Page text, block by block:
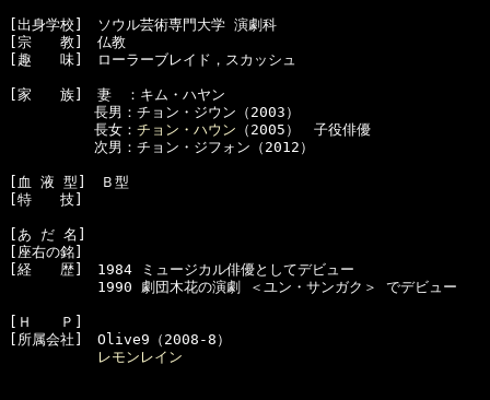
[出身学校]　ソウル芸術専門大学 演劇科
[宗　　教]　仏教
[趣　　味]　ローラーブレイド，スカッシュ
[家　　族]　妻　：キム・ハヤン
長男：チョン・ジウン（2003）
長女： チョン・ハウン （2005）　子役俳優
次男：チョン・ジフォン（2012）
[血 液 型]　Ｂ型
[特　　技]
[あ だ 名]
[座右の銘]
[経　　歴]　1984 ミュージカル俳優としてデビュー
  　　　　　1990 劇団木花の演劇 ＜ユン・サンガク＞ でデビュー
[Ｈ　　Ｐ]
[所属会社]　Olive9（2008-8）
レモンレイン